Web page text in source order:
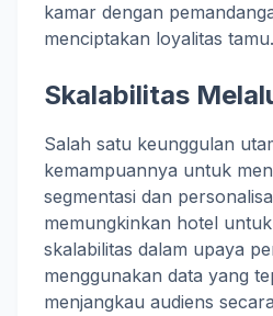
kamar dengan
menciptakan loyalitas tamu.
Skalabilitas
Salah satu keunggulan
kemampuannya untuk
segmentasi dan
memungkinkan hotel
skalabilitas dalam upaya
menggunakan data yang
menjangkau audiens